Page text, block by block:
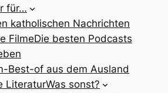
für…
katholischen Nachrichten
FilmeDie besten Podcasts
Best-of aus dem Ausland
LiteraturWas sonst?